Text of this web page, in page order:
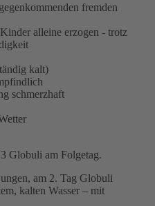
fremden
alleine erzogen - trotz
kalt)
schmerzhaft
Globuli am Folgetag.
am 2. Tag Globuli
kalten Wasser – mit